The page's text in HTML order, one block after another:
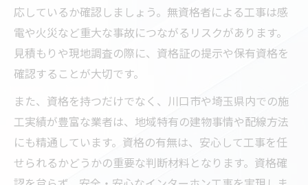
応しているか確認しましょう。無資格者による工事は感
電や火災など重大な事故につながるリスクがあります。
見積もりや現地調査の際に、資格証の提示や保有資格を
確認することが大切です。
また、資格を持つだけでなく、川口市や埼玉県内での施
工実績が豊富な業者は、地域特有の建物事情や配線方法
にも精通しています。資格の有無は、安心して工事を任
せられるかどうかの重要な判断材料となります。資格確